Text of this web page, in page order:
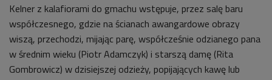
Kelner z kalafiorami do gmachu wstępuje, przez salę baru
współczesnego, gdzie na ścianach awangardowe obrazy
wiszą, przechodzi, mijając parę, współcześnie odzianego pana
w średnim wieku (Piotr Adamczyk) i starszą damę (Rita
Gombrowicz) w dzisiejszej odzieży, popijających kawę lub